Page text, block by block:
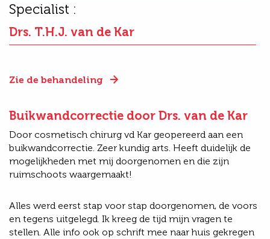
Zie de behandeling
Specialist :
Drs. T.H.J. van de Kar
Buikwandcorrectie door Drs. van de Kar
Door cosmetisch chirurg vd Kar geopereerd aan een
buikwandcorrectie. Zeer kundig arts. Heeft duidelijk de
mogelijkheden met mij doorgenomen en die zijn
ruimschoots waargemaakt!
Alles werd eerst stap voor stap doorgenomen, de voors
en tegens uitgelegd. Ik kreeg de tijd mijn vragen te
stellen. Alle info ook op schrift mee naar huis gekregen